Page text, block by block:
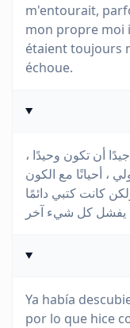
m'entourait,
mon propre moi
étaient toujours
échoue.
أن تكون وحيدًا ،
، أحيانًا مع الكون
كانت كتبي دائمًا
Ya había
por lo que hice